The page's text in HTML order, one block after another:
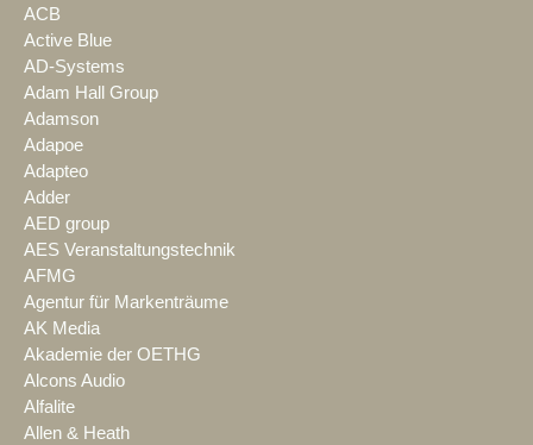
ACB
Active Blue
AD-Systems
Adam Hall Group
Adamson
Adapoe
Adapteo
Adder
AED group
AES Veranstaltungstechnik
AFMG
Agentur für Markenträume
AK Media
Akademie der OETHG
Alcons Audio
Alfalite
Allen & Heath